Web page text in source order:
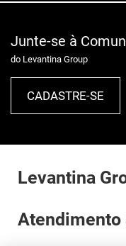
Junte-se à
do Levantina Group
CADASTRE-SE
Levantina
Atendimento